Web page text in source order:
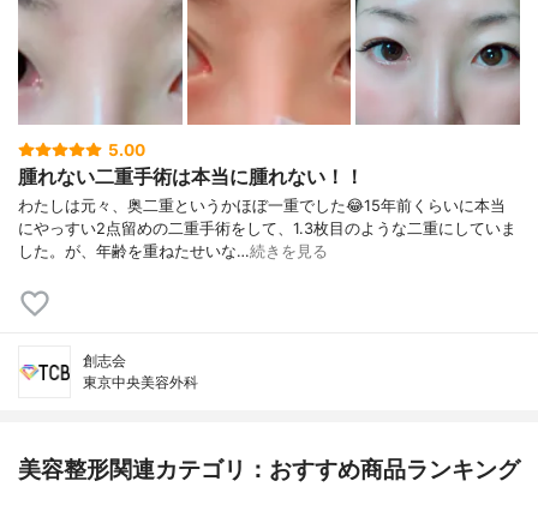
5.00
腫れない二重手術は本当に腫れない！！
わたしは元々、奥二重というかほぼ一重でした😂15年前くらいに本当
にやっすい2点留めの二重手術をして、1.3枚目のような二重にしていま
した。が、年齢を重ねたせいな…続きを見る
創志会
東京中央美容外科
美容整形関連カテゴリ：おすすめ商品ランキング